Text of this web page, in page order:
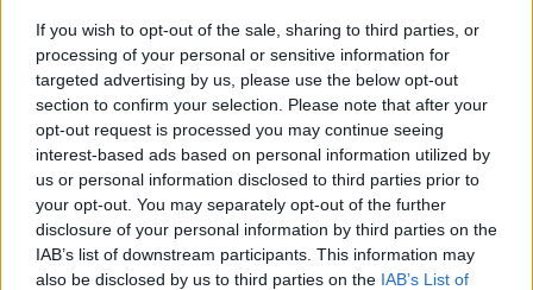
If you wish to opt-out of the sale, sharing to third parties, or
processing of your personal or sensitive information for
targeted advertising by us, please use the below opt-out
section to confirm your selection. Please note that after your
opt-out request is processed you may continue seeing
interest-based ads based on personal information utilized by
us or personal information disclosed to third parties prior to
your opt-out. You may separately opt-out of the further
disclosure of your personal information by third parties on the
IAB’s list of downstream participants. This information may
also be disclosed by us to third parties on the IAB’s List of
toisessa ottelussa vastakkain ovat atlantin ja metropolitan
divisioona.
NHL:n tähdistöottelu 2023 – otteluohjelma
4. helmikuuta 22:00: Tyynenmeren divisioona – Keskinen
divisioona
4. helmikuuta 23:00: Atlantin divisioona – Metropolitan